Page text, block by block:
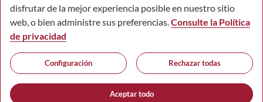
© Todos los derechos reservados.
Comunidad Autónoma de la Región de Murcia.
disfrutar de la mejor experiencia posible en nuestro sitio
web, o bien administre sus preferencias.Consulte la Política
de privacidad
Configuración
Aceptar todo
Rechazar todas